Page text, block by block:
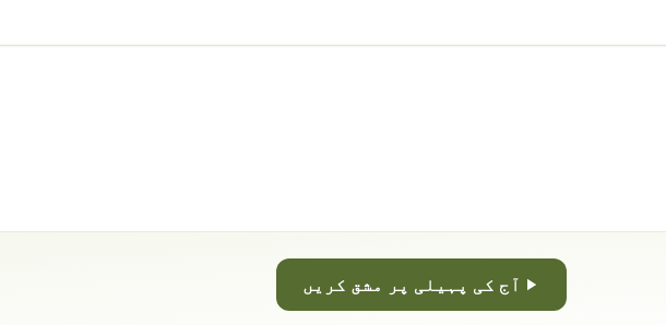
آج کی پہیلی پر مشق کریں